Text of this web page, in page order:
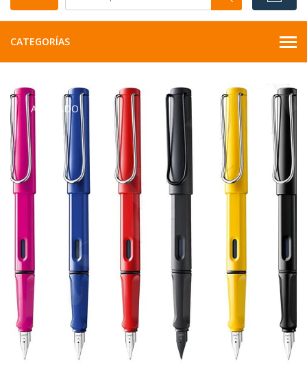
CATEGORÍAS
AGOTADO